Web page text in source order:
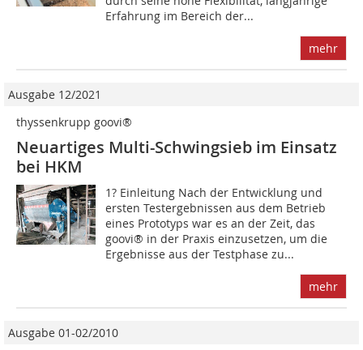
Erfahrung im Bereich der...
mehr
Ausgabe 12/2021
thyssenkrupp goovi®
Neuartiges Multi-Schwingsieb im Einsatz
bei HKM
1? Einleitung Nach der Entwicklung und
ersten Testergebnissen aus dem Betrieb
eines Prototyps war es an der Zeit, das
goovi® in der Praxis einzusetzen, um die
Ergebnisse aus der Testphase zu...
mehr
Ausgabe 01-02/2010